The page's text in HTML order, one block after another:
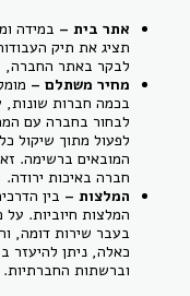
אתר בית – במידה
תציג את תיק
לבקר באתר החברה,
מחיר משתלם –
בכמה חברות שונות,
לבחור בחברה עם
לפעול מתוך שיקול
המובאים ברשימה.
חברה באיכות ירודה.
המלצות – בין
המלצות חיוביות.
בעבר שירות דומה,
כאלה, ניתן להיעזר
וברשתות החברתיות.